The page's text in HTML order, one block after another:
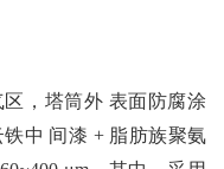
，塔筒外 表面防腐涂
中 间漆 + 脂肪族聚氨